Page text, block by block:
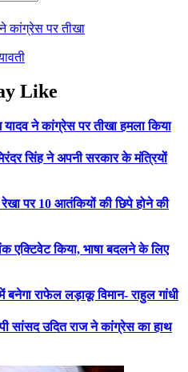
कांग्रेस पर तीखा
Like
ने कांग्रेस पर तीखा हमला किया
सिंह ने अपनी सरकार के मंत्रियों
पर 10 आतंकियों की छिपे होने की
किया, भाषा बदलने के लिए
बनेगा राफेल लड़ाकू विमान- राहुल गांधी
सांसद उदित राज ने कांग्रेस का हाथ